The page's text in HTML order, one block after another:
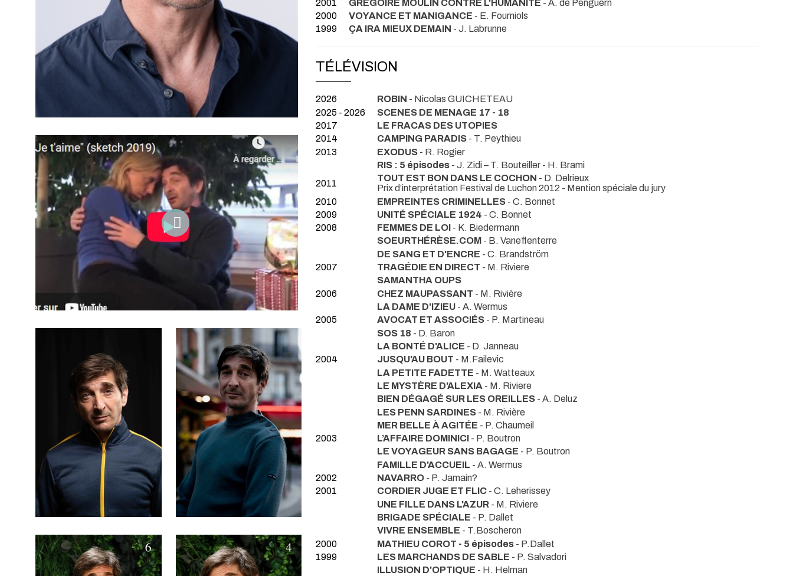
2001
GRÉGOIRE MOULIN CONTRE L'HUMANITÉ - A. de Penguern
2000
VOYANCE ET MANIGANCE - E. Fourniols
1999
ÇA IRA MIEUX DEMAIN - J. Labrunne
TÉLÉVISION
2026 ROBIN - Nicolas GUICHETEAU
2025 - 2026
SCENES DE MENAGE 17 - 18
2017
LE FRACAS DES UTOPIES
2014
CAMPING PARADIS - T. Peythieu
2013
EXODUS - R. Rogier
RIS : 5 épisodes - J. Zidi – T. Bouteiller - H. Brami
2011
TOUT EST BON DANS LE COCHON - D. Delrieux
Prix d’interprétation Festival de Luchon 2012 - Mention spéciale du jury
2010
EMPREINTES CRIMINELLES - C. Bonnet
2009
UNITÉ SPÉCIALE 1924 - C. Bonnet
2008
FEMMES DE LOI - K. Biedermann
SOEURTHÉRÈSE.COM - B. Vaneffenterre
DE SANG ET D'ENCRE - C. Brandström
2007
TRAGÉDIE EN DIRECT - M. Riviere
SAMANTHA OUPS
2006
CHEZ MAUPASSANT - M. Rivière
LA DAME D'IZIEU - A. Wermus
2005
AVOCAT ET ASSOCIÉS - P. Martineau
SOS 18 - D. Baron
LA BONTÉ D'ALICE - D. Janneau
2004
JUSQU'AU BOUT - M.Failevic
LA PETITE FADETTE - M. Watteaux
LE MYSTÈRE D'ALEXIA - M. Riviere
BIEN DÉGAGÉ SUR LES OREILLES - A. Deluz
LES PENN SARDINES - M. Rivière
MER BELLE À AGITÉE - P. Chaumeil
2003
L’AFFAIRE DOMINICI - P. Boutron
LE VOYAGEUR SANS BAGAGE - P. Boutron
FAMILLE D'ACCUEIL - A. Wermus
2002
NAVARRO - P. Jamain?
2001
CORDIER JUGE ET FLIC - C. Leherissey
UNE FILLE DANS L'AZUR - M. Riviere
BRIGADE SPÉCIALE - P. Dallet
VIVRE ENSEMBLE - T.Boscheron
2000
MATHIEU COROT - 5 épisodes - P.Dallet
1999
LES MARCHANDS DE SABLE - P. Salvadori
ILLUSION D'OPTIQUE - H. Helman